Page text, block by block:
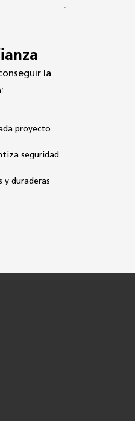
la
proyecto
seguridad
y duraderas